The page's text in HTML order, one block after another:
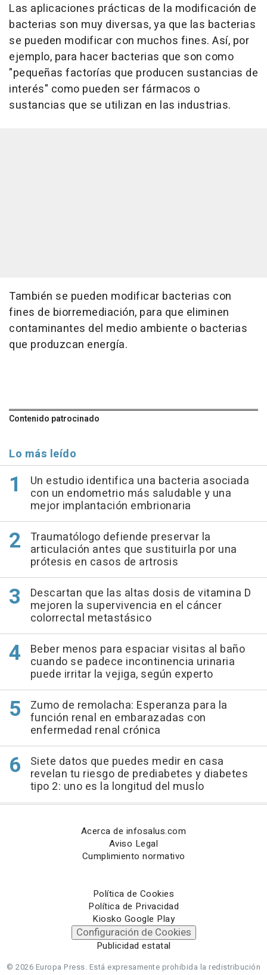
Las aplicaciones prácticas de la modificación de
bacterias son muy diversas, ya que las bacterias
se pueden modificar con muchos fines. Así, por
ejemplo, para hacer bacterias que son como
"pequeñas factorías que producen sustancias de
interés" como pueden ser fármacos o
sustancias que se utilizan en las industrias.
También se pueden modificar bacterias con
fines de biorremediación, para que eliminen
contaminantes del medio ambiente o bacterias
que produzcan energía.
Contenido patrocinado
Lo más leído
Un estudio identifica una bacteria asociada
con un endometrio más saludable y una
mejor implantación embrionaria
Traumatólogo defiende preservar la
articulación antes que sustituirla por una
prótesis en casos de artrosis
Descartan que las altas dosis de vitamina D
mejoren la supervivencia en el cáncer
colorrectal metastásico
Beber menos para espaciar visitas al baño
cuando se padece incontinencia urinaria
puede irritar la vejiga, según experto
Zumo de remolacha: Esperanza para la
función renal en embarazadas con
enfermedad renal crónica
Siete datos que puedes medir en casa
revelan tu riesgo de prediabetes y diabetes
tipo 2: uno es la longitud del muslo
Acerca de infosalus.com
Aviso Legal
Cumplimiento normativo
Política de Cookies
Política de Privacidad
Kiosko Google Play
Configuración de Cookies
Publicidad estatal
© 2026 Europa Press. Está expresamente prohibida la redistribución